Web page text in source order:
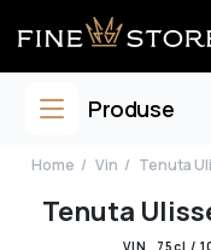
Produse
Home Vin Tenuta
Tenuta
VIN 75cl /